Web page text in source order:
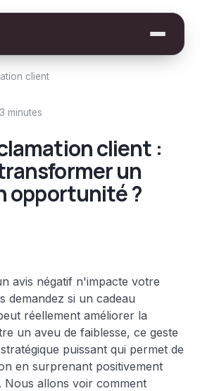
client
3 minutes
client :
un
opportunité ?
avis négatif n'impacte votre
demandez si un cadeau
réellement améliorer la
un aveu de faiblesse, ce geste
puissant qui permet de
en surprenant positivement
allons voir comment